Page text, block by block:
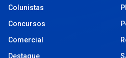
Colunistas
Concursos
Comercial
Destaque